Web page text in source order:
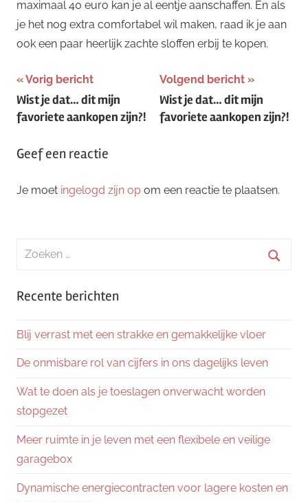
maximaal 40 euro kan je al eentje aanschaffen. En als
je het nog extra comfortabel wil maken, raad ik je aan
ook een paar heerlijk zachte sloffen erbij te kopen.
Bericht
navigatie
Vorig bericht
Wist je dat… dit mijn
favoriete aankopen zijn?!
Volgend bericht
Wist je dat… dit mijn
favoriete aankopen zijn?!
Geef een reactie
Je moet ingelogd zijn op om een reactie te plaatsen.
Zoeken
Recente berichten
Blij verrast met een strakke en gemakkelijke vloer
De onmisbare rol van cijfers in ons dagelijks leven
Wat te doen als je toeslagen onverwacht worden
stopgezet
Meer ruimte in je leven met een flexibele en veilige
garagebox
Dynamische energiecontracten voor lagere kosten en